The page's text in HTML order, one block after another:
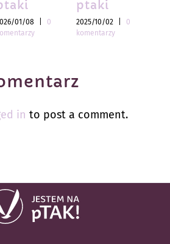
01/08
0
ptaki
2025/10/02
0
komentarzy
in to post a comment.